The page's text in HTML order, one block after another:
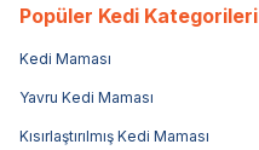
Popüler Kedi Kategorileri
Kedi Maması
Yavru Kedi Maması
Kısırlaştırılmış Kedi Maması